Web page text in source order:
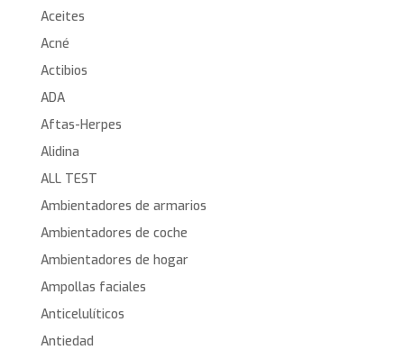
Aceites
Acné
Actibios
ADA
Aftas-Herpes
Alidina
ALL TEST
Ambientadores de armarios
Ambientadores de coche
Ambientadores de hogar
Ampollas faciales
Anticelulíticos
Antiedad